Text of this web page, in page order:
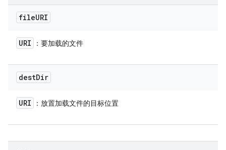
fileURI
URI ：要加载的文件
destDir
URI ：放置加载文件的目标位置